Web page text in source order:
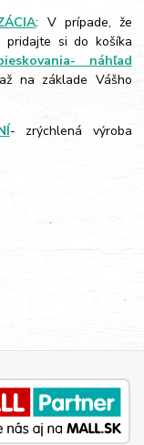
: V prípade, že
pridajte si do košíka
náhľad
na základe Vášho
- zrýchlená výroba